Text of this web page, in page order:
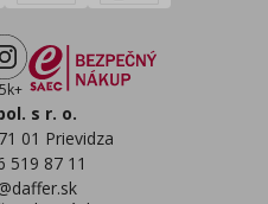
s r. o.
01 Prievidza
519 87 11